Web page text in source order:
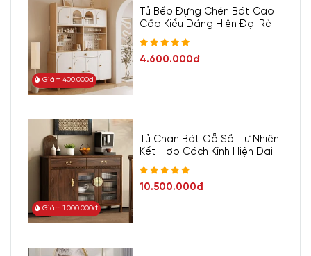
Giảm 400.000đ
Tủ Bếp Đựng Chén Bát Cao
Cấp Kiểu Dáng Hiện Đại Rẻ
4.600.000đ
Giảm 1.000.000đ
Tủ Chạn Bát Gỗ Sồi Tự Nhiên
Kết Hợp Cách Kính Hiện Đại
10.500.000đ